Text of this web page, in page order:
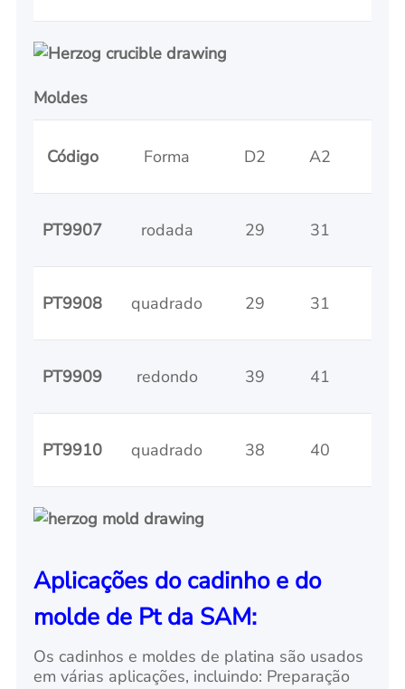
Moldes
Código Forma D2 A2
PT9907 rodada 29 31
PT9908 quadrado 29 31
PT9909 redondo 39 41
PT9910 quadrado 38 40
Aplicações do cadinho e do
molde de Pt da SAM:
Os cadinhos e moldes de platina são usados
em várias aplicações, incluindo: Preparação